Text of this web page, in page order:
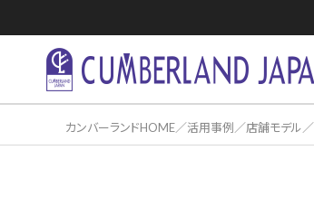
カンバーランドHOME 活用事例 店舗モデル